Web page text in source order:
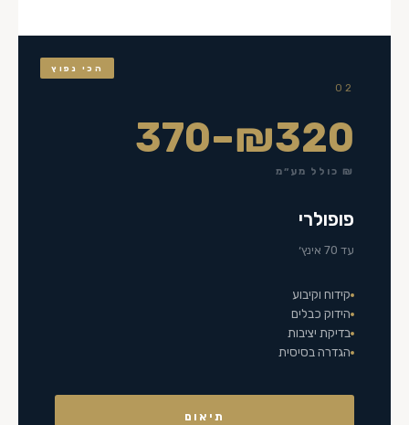
הכי נפוץ
02
₪320–370
₪ כולל מע״מ
פופולרי
עד 70 אינץ׳
קידוח וקיבוע
הידוק כבלים
בדיקת יציבות
הגדרה בסיסית
תיאום